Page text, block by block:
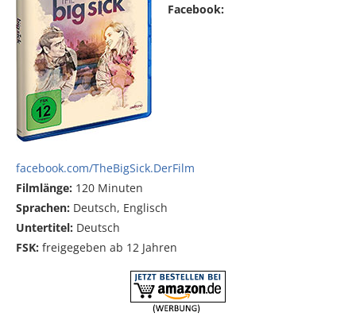
Facebook:
facebook.com/TheBigSick.DerFilm
Filmlänge: 120 Minuten
Sprachen: Deutsch, Englisch
Untertitel: Deutsch
FSK: freigegeben ab 12 Jahren